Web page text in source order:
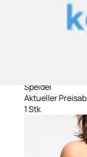
Speidel
Aktueller Preisab
1 Stk